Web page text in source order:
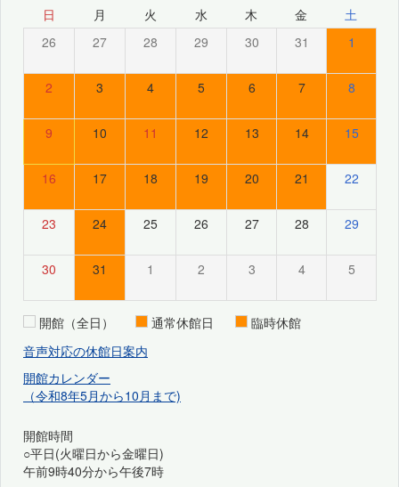
日 月 火 水 木 金 土
26 27 28 29 30 31 1
2 3 4 5 6 7 8
9 10 11 12 13 14 15
16 17 18 19 20 21 22
23 24 25 26 27 28 29
30 31 1 2 3 4 5
開館（全日） 通常休館日
臨時休館
音声対応の休館日案内
開館カレンダー
（令和8年5月から10月まで)
開館時間
○平日(火曜日から金曜日)
午前9時40分から午後7時